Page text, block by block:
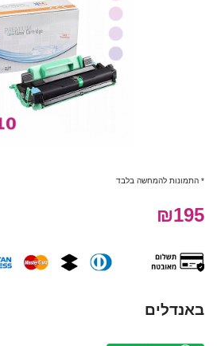
* התמונות להמחשה בלבד
₪195
באנדלים